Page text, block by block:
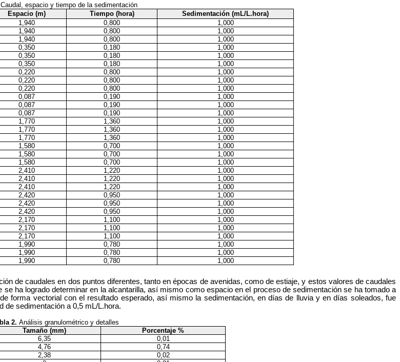
Caudal, espacio y tiempo de la sedimentación
Espacio (m) Tiempo (hora) Sedimentación (mL/L.hora)
1,940 0,800
1,000
1,940 0,800
1,000
1,940 0,800 1,000
0,350 0,180
1,000
0,350 0,180
1,000
0,350 0,180 1,000
0,220 0,800
1,000
0,220 0,800
1,000
0,220 0,800 1,000
0,087 0,190
1,000
0,087 0,190
1,000
0,087 0,190 1,000
1,770 1,360
1,000
1,770 1,360
1,000
1,770 1,360 1,000
1,580 0,700
1,000
1,580 0,700
1,000
1,580 0,700 1,000
2,410 1,220
1,000
2,410 1,220
1,000
2,410 1,220 1,000
2,420 0,950
1,000
2,420 0,950
1,000
2,420 0,950 1,000
2,170 1,100
1,000
2,170 1,100
1,000
2,170 1,100 1,000
1,990 0,780
1,000
1,990 0,780
1,000
1,990 0,780 1,000
de caudales en dos puntos diferentes, tanto en épocas de avenidas, como de estiaje, y estos valores de caudales
ha logrado determinar en la alcantarilla, así mismo como espacio en el proceso de sedimentación se ha tomado a
forma vectorial con el resultado esperado, así mismo la sedimentación, en días de lluvia y en días soleados, fue
de sedimentación a 0,5 mL/L.hora.
2. Análisis granulométrico y detalles
Tamaño (mm)
Porcentaje %
6,35
0,01
4,76
0,74
2,38
0,02